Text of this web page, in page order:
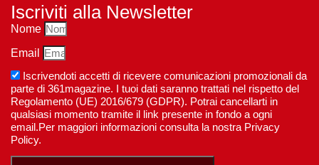
Iscriviti alla Newsletter
Nome
Email
Iscrivendoti accetti di ricevere comunicazioni promozionali da
parte di 361magazine. I tuoi dati saranno trattati nel rispetto del
Regolamento (UE) 2016/679 (GDPR). Potrai cancellarti in
qualsiasi momento tramite il link presente in fondo a ogni
email.Per maggiori informazioni consulta la nostra Privacy
Policy.